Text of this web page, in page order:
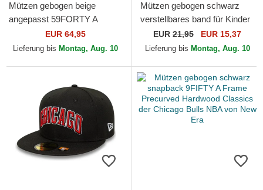
Mützen gebogen beige
angepasst 59FORTY A
Frame Leafy Palm der
Chicago Bulls NBA von New
EUR 64,95
Lieferung bis Montag, Aug. 10
Mützen gebogen schwarz
verstellbares band für Kinder
9FORTY The League der
Chicago Bulls NBA von...
EUR 21,95 EUR 15,37
Lieferung bis Montag, Aug. 10